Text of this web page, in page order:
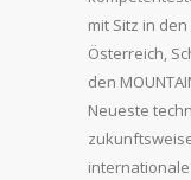
mit Sitz in
Österreich,
den
Neueste